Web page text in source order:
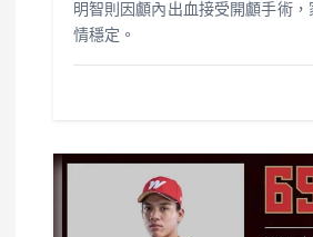
明智則因顱內出血接受開顱手術
情穩定。